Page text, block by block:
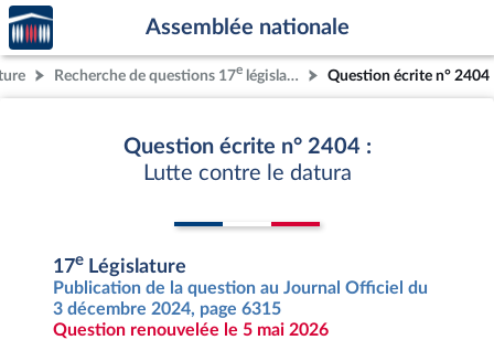
Aller au contenu
Aller en bas de la page
Accèder
à la
page
d'accueil
Assemblée nationale
Recherche de questions 17e législature Question écrite n° 2404
Question écrite n° 2404 :
Lutte contre le datura
17e Législature
Publication de la question au Journal Officiel du
3 décembre 2024, page 6315
Question renouvelée le 5 mai 2026